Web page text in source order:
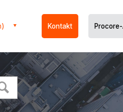
Kontakt